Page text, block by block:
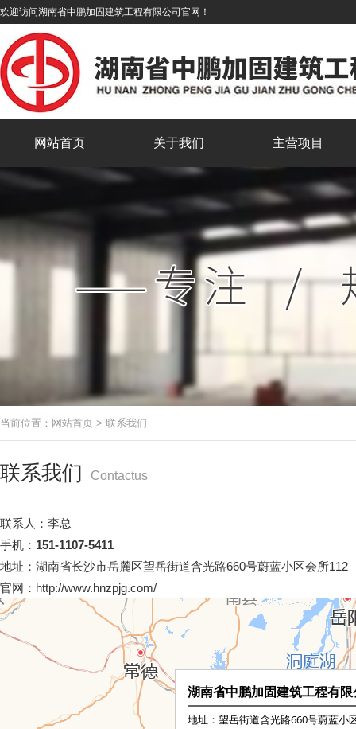
欢迎访问湖南省中鹏加固建筑工程有限公司官网！
网站首页 关于我们 主营项目
当前位置： 网站首页 > 联系我们
联系我们 Contactus
联系人：李总
手机： 151-1107-5411
地址：湖南省长沙市岳麓区望岳街道含光路660号蔚蓝小区会所112
官网：http://www.hnzpjg.com/